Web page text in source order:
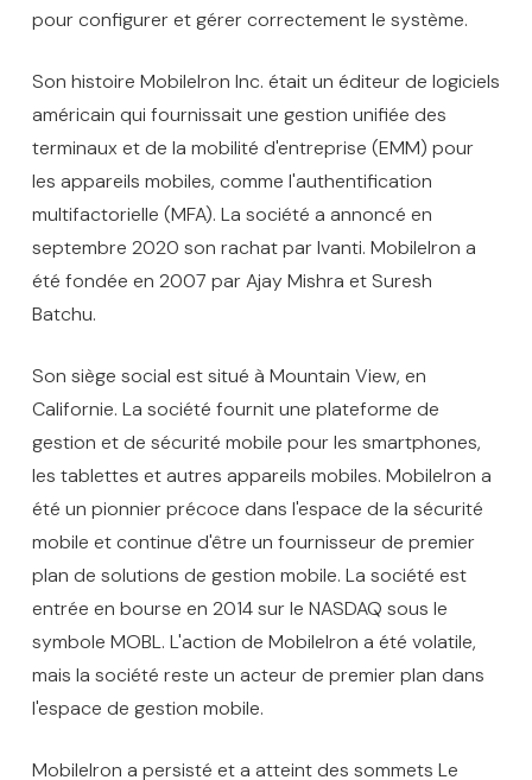
pour configurer et gérer correctement le système.
Son histoire MobileIron Inc. était un éditeur de logiciels
américain qui fournissait une gestion unifiée des
terminaux et de la mobilité d'entreprise (EMM) pour
les appareils mobiles, comme l'authentification
multifactorielle (MFA). La société a annoncé en
septembre 2020 son rachat par Ivanti. MobileIron a
été fondée en 2007 par Ajay Mishra et Suresh
Batchu.
Son siège social est situé à Mountain View, en
Californie. La société fournit une plateforme de
gestion et de sécurité mobile pour les smartphones,
les tablettes et autres appareils mobiles. MobileIron a
été un pionnier précoce dans l'espace de la sécurité
mobile et continue d'être un fournisseur de premier
plan de solutions de gestion mobile. La société est
entrée en bourse en 2014 sur le NASDAQ sous le
symbole MOBL. L'action de MobileIron a été volatile,
mais la société reste un acteur de premier plan dans
l'espace de gestion mobile.
MobileIron a persisté et a atteint des sommets Le